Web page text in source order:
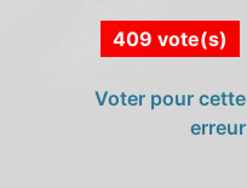
409 vote(s)
Voter pour cette
erreur